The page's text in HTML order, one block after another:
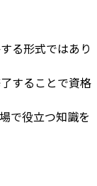
る形式ではあり
することで資格
で役立つ知識を